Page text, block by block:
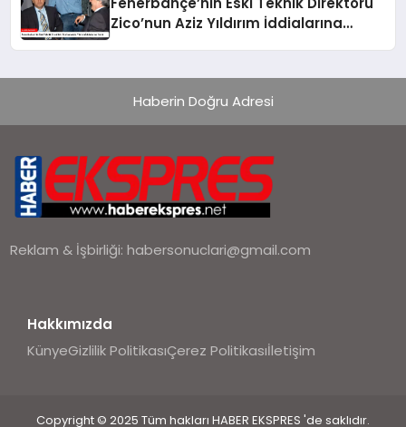
Zico’nun Aziz Yıldırım İddialarına
Haberin Doğru Adresi
Reklam & İşbirliği:habersonuclari@gmail.com
Hakkımızda
KünyeGizlilik PolitikasıÇerez Politikasıİletişim
Copyright © 2025 Tüm hakları HABER EKSPRES 'de saklıdır.